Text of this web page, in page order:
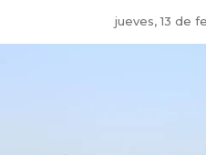
jueves, 13 de